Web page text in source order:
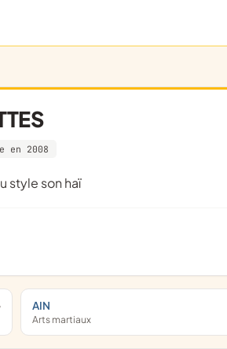
en 2008
style son haï
AIN
Arts martiaux